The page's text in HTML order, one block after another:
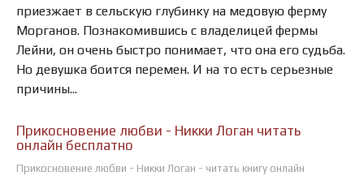
приезжает в сельскую глубинку на медовую ферму
Морганов. Познакомившись с владелицей фермы
Лейни, он очень быстро понимает, что она его судьба.
Но девушка боится перемен. И на то есть серьезные
причины...
Прикосновение любви - Никки Логан читать
онлайн бесплатно
Прикосновение любви - Никки Логан - читать книгу онлайн